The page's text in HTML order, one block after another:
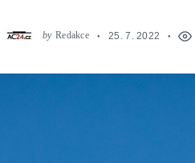
by Redakce 25. 7. 2022